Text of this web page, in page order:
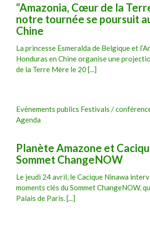
“Amazonia, Cœur de la
notre tournée se poursuit
Chine
La princesse Esmeralda de Belgique et
Honduras en Chine organise une
de la Terre Mère le 20 [...]
Evénements publics Festivals /
Agenda
Planète Amazone et
Sommet ChangeNOW
Le jeudi 24 avril, le Cacique Ninawa
moments clés du Sommet ChangeNOW,
Palais de Paris. [...]